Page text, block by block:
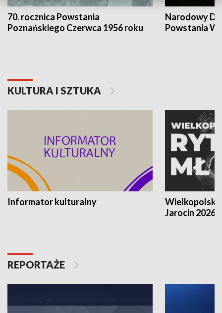
70. rocznica Powstania
Poznańskiego Czerwca 1956 roku
Narodowy
Powstania
KULTURA I SZTUKA
Informator kulturalny
Jarocin 2026
REPORTAŻE